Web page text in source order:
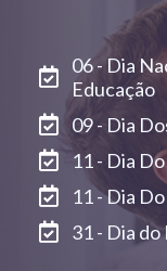
06 - Dia
Educação
09 - Dia
11 - Dia
11 - Dia
31 - Dia